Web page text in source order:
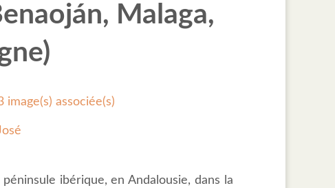
Malaga,
image(s) associée(s)
ibérique, en Andalousie, dans la